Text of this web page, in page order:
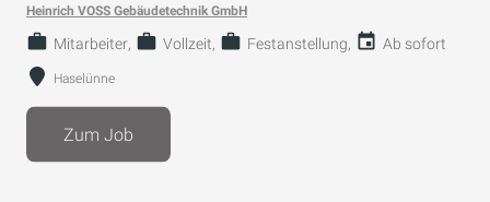
Heinrich VOSS Gebäudetechnik GmbH
Mitarbeiter Vollzeit Festanstellung Ab sofort
Haselünne
Zum Job